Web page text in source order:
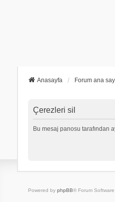
Anasayfa Forum ana
Çerezleri sil
Bu mesaj panosu tarafından
Powered by phpBB® Forum